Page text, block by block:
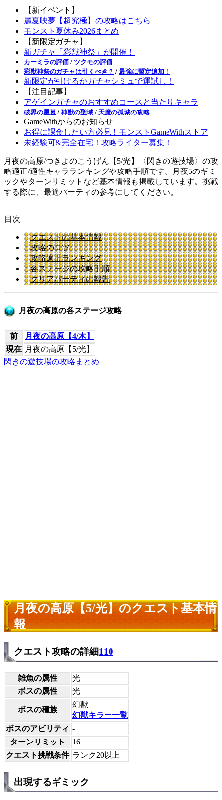
【新イベント】
麗夏映夢【超究極】の攻略はこちら
モンスト夏休み2026まとめ
【新限定ガチャ】
新ガチャ「彩獣神祭」が開催！
カーミラの評価 / ツクモの評価
彩獣神祭のガチャは引くべき？ / 最強に暫定追加！
新限定が引けるかガチャシミュで運試し！
【注目記事】
アゲインガチャのおすすめコースと当たりキャラ
破界の星墓 / 神獣の聖域 / 天魔の孤城の攻略
GameWithからのお知らせ
お得に課金したい方必見！モンストGameWithストア
未経験可&完全在宅！攻略ライター募集！
月夜の高原/つきよのこうげん【5/光】〈閃きの遊技場〉の攻
略適正/適性キャラランキングや攻略手順です。月夜5のギミ
ックやターンリミットなど基本情報も掲載しています。挑戦
する際に、最適パーティの参考にしてください。
目次
クエストの基本情報
攻略のコツ
攻略適正ランキング
各ステージの攻略手順
クリアパーティの報告
月夜の高原の各ステージ攻略
前
月夜の高原【4/木】
現在 月夜の高原【5/光】
閃きの遊技場の攻略まとめ
月夜の高原【5/光】のクエスト基本情
報
クエスト攻略の詳細110
雑魚の属性
光
ボスの属性
光
ボスの種族
幻獣
幻獣キラー一覧
ボスのアビリティ -
ターンリミット
16
クエスト挑戦条件 ランク20以上
出現するギミック